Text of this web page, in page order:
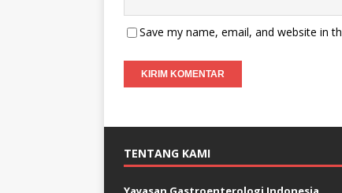
Save my name, email, and website in
TENTANG KAMI